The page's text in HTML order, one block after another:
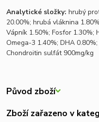
Analytické složky: hrubý
20.00%; hrubá vláknina
Vápník 1.50%; Fosfor 1.30%;
Omega-3 1.40%; DHA
Chondroitin sulfát 900mg/kg
Původ zboží
Zboží zařazeno v